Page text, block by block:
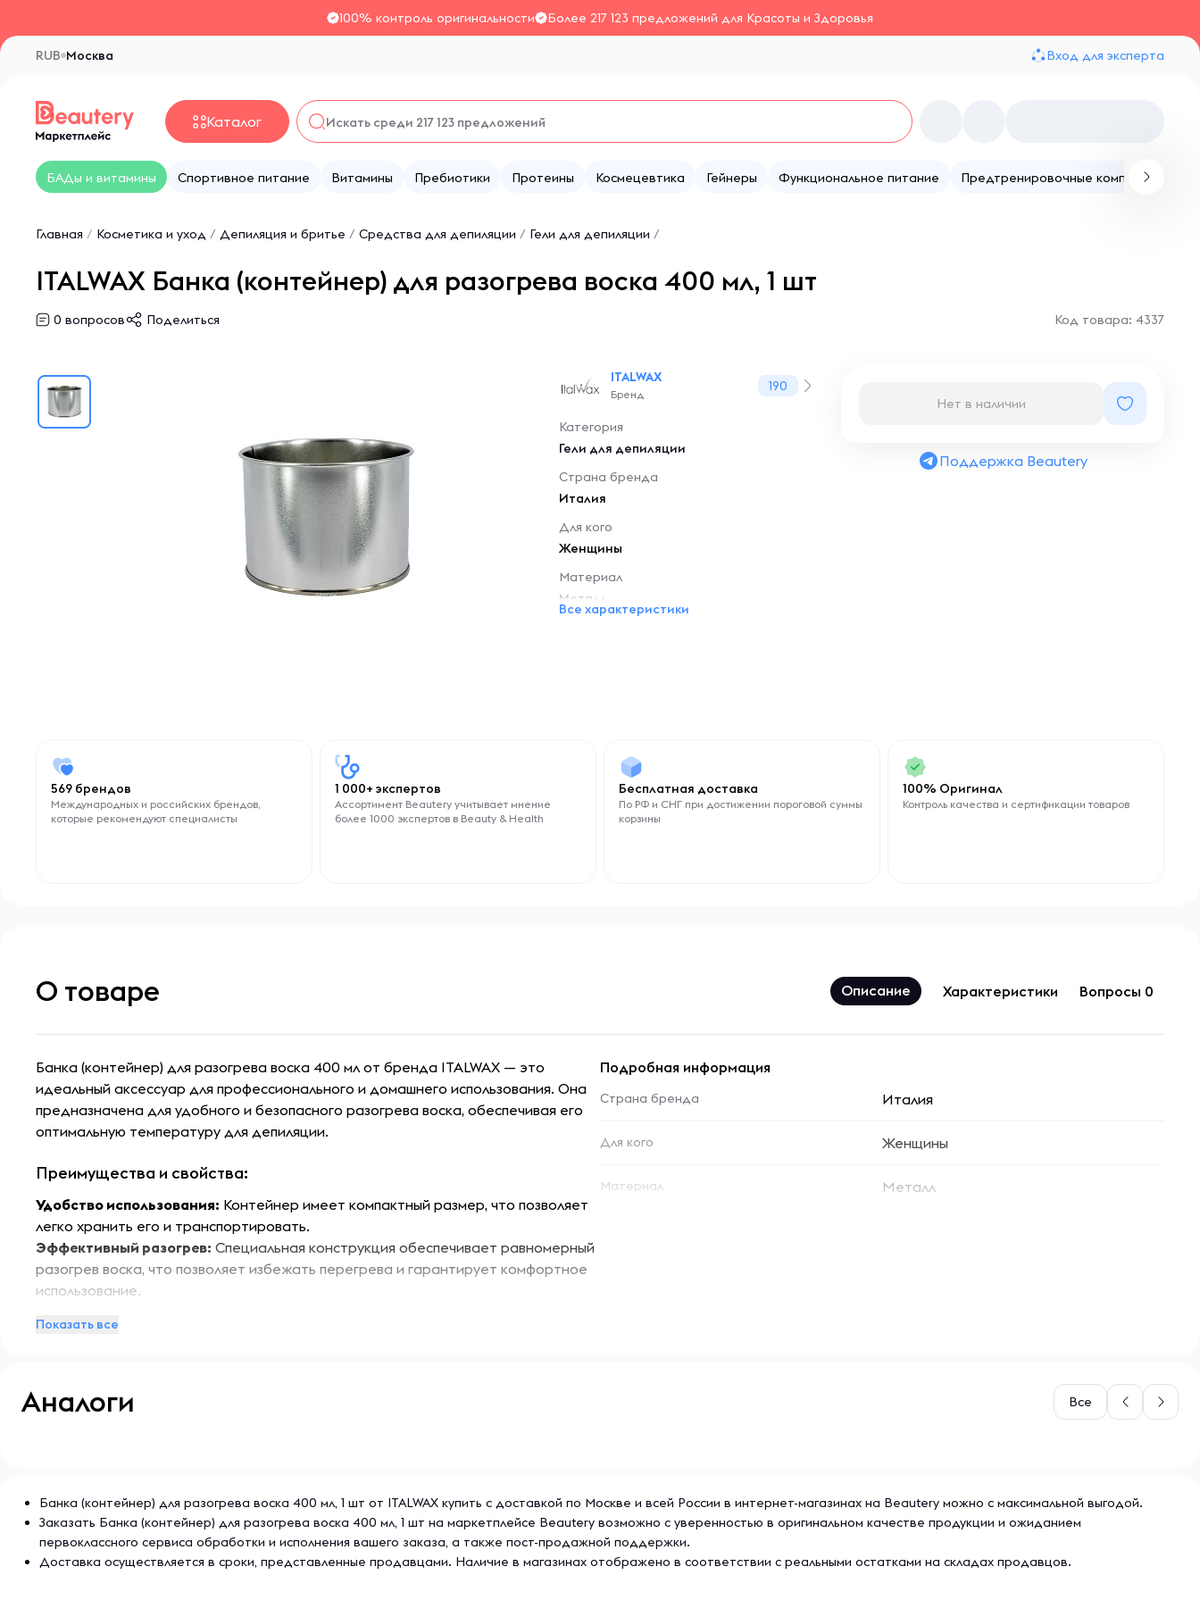
100% контроль оригинальности Более 217 123 предложений для Красоты и Здоровья
Москва
RUB Вход для эксперта
Каталог
БАДы и витамины Спортивное питание Витамины Пребиотики Протеины Космецевтика Гейнеры Функциональное питание Предтренировочные комплексы
Главная / Косметика и уход / Депиляция и бритье / Средства для депиляции / Гели для депиляции /
ITALWAX Банка (контейнер) для разогрева воска 400 мл, 1 шт
0 вопросов Поделиться Код товара: 4337
ITALWAX
Бренд
190
Категория
Гели для депиляции
Страна бренда
Италия
Для кого
Женщины
Материал
Металл
Все характеристики
Нет в наличии
Поддержка Beautery
569 брендов
Международных и российских брендов,
которые рекомендуют специалисты
1 000+ экспертов
Ассортимент Beautery учитывает мнение
более 1000 экспертов в Beauty & Health
Бесплатная доставка
По РФ и СНГ при достижении пороговой суммы
корзины
100% Оригинал
Контроль качества и сертификации товаров
О товаре Описание Характеристики Вопросы 0
Банка (контейнер) для разогрева воска 400 мл от бренда ITALWAX — это
идеальный аксессуар для профессионального и домашнего использования. Она
предназначена для удобного и безопасного разогрева воска, обеспечивая его
оптимальную температуру для депиляции.
Преимущества и свойства:
Удобство использования: Контейнер имеет компактный размер, что позволяет
легко хранить его и транспортировать.
Эффективный разогрев: Специальная конструкция обеспечивает равномерный
разогрев воска, что позволяет избежать перегрева и гарантирует комфортное
использование.
устойчивы к высоким температурам и обеспечивают долговечность.
Безопасность:
что делает его привлекательным дополнением к вашему набору для депиляции.
Он идеально подходит как для профессиональных салонов, так и для домашнего
использования, обеспечивая высокое качество и комфорт.
Показать все
Подробная информация
Страна бренда Италия
Для кого Женщины
Материал Металл
Аналоги Все
Банка (контейнер) для разогрева воска 400 мл, 1 шт от ITALWAX купить с доставкой по Москве и всей России в интернет-магазинах на Beautery можно с максимальной выгодой.
Заказать Банка (контейнер) для разогрева воска 400 мл, 1 шт на маркетплейсе Beautery возможно с уверенностью в оригинальном качестве продукции и ожиданием
первоклассного сервиса обработки и исполнения вашего заказа, а также пост-продажной поддержки.
Доставка осуществляется в сроки, представленные продавцами. Наличие в магазинах отображено в соответствии с реальными остатками на складах продавцов.